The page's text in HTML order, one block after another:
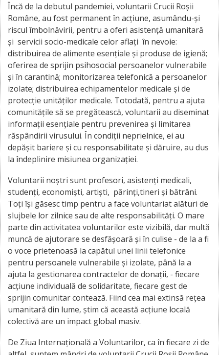
Încă de la debutul pandemiei, voluntarii Crucii Roșii
Române, au fost permanent în acțiune, asumându-și
riscul îmbolnăvirii, pentru a oferi asistență umanitară
și servicii socio-medicale celor aflați în nevoie:
distribuirea de alimente esențiale și produse de igienă;
oferirea de sprijin psihosocial persoanelor vulnerabile
și în carantină; monitorizarea telefonică a persoanelor
izolate; distribuirea echipamentelor medicale și de
protecție unităților medicale. Totodată, pentru a ajuta
comunitățile să se pregătească, voluntarii au diseminat
informații esențiale pentru prevenirea și limitarea
răspândirii virusului. În condiții neprielnice, ei au
depășit bariere și cu responsabilitate și dăruire, au dus
la îndeplinire misiunea organizației.
Voluntarii noștri sunt profesori, asistenți medicali,
studenți, economiști, artiști, părinți,tineri și bătrâni.
Toți își găsesc timp pentru a face voluntariat alături de
slujbele lor zilnice sau de alte responsabilități. O mare
parte din activitatea voluntarilor este vizibilă, dar multă
muncă de ajutorare se desfășoară și în culise - de la a fi
o voce prietenoasă la capătul unei linii telefonice
pentru persoanele vulnerabile și izolate, până la a
ajuta la gestionarea contractelor de donații, - fiecare
acțiune individuală de solidaritate, fiecare gest de
sprijin comunitar contează. Fiind cea mai extinsă rețea
umanitară din lume, știm că această acțiune locală
colectivă are un impact global masiv.
De Ziua Internațională a Voluntarilor, ca în fiecare zi de